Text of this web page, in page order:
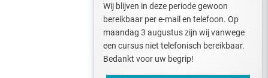
Wij blijven in deze periode gewoon
bereikbaar per e-mail en telefoon. Op
maandag 3 augustus zijn wij vanwege
een cursus niet telefonisch bereikbaar.
Bedankt voor uw begrip!